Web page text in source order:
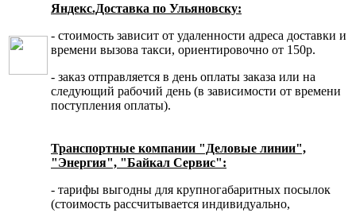
Яндекс.Доставка по Ульяновску:
- стоимость зависит от удаленности адреса доставки и
времени вызова такси, ориентировочно от 150р.
- заказ отправляется в день оплаты заказа или на
следующий рабочий день (в зависимости от времени
поступления оплаты).
Транспортные компании "Деловые линии",
"Энергия", "Байкал Сервис":
- тарифы выгодны для крупногабаритных посылок
(стоимость рассчитывается индивидуально,